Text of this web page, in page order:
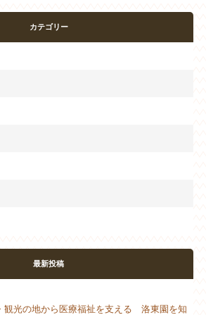
カテゴリー
最新投稿
観光の地から医療福祉を支える 洛東園を知